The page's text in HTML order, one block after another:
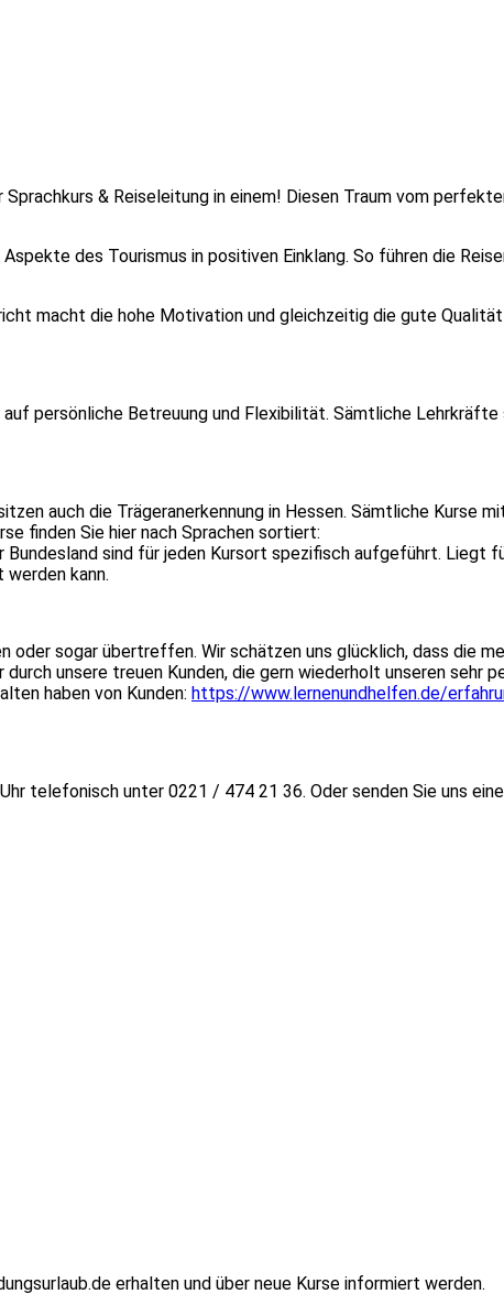
& Reiseleitung in einem! Diesen Traum vom
des Tourismus in positiven Einklang. So führen die
macht die hohe Motivation und gleichzeitig die gute
persönliche Betreuung und Flexibilität. Sämtliche
auch die Trägeranerkennung in Hessen. Sämtliche Kurse
finden Sie hier nach Sprachen sortiert:
sind für jeden Kursort spezifisch aufgeführt. Liegt
werden kann.
sogar übertreffen. Wir schätzen uns glücklich, dass die
unsere treuen Kunden, die gern wiederholt unseren sehr
haben von Kunden: https://www.lernenundhelfen.de/
telefonisch unter 0221 / 474 21 36. Oder senden Sie uns
erhalten und über neue Kurse informiert werden.